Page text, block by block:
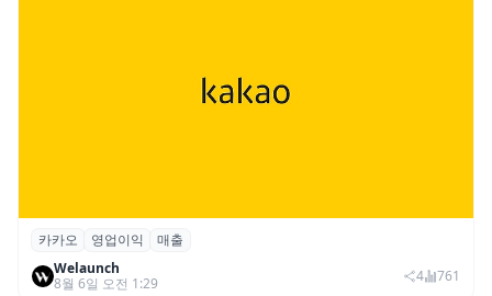
카카오, 2026년 2분기 매출 2조985억·영업
이익 2770억…역대 분기 최대
카카오 영업이익
매출
Welaunch
8월 6일 오전 1:29
4 761